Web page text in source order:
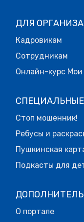
ДЛЯ
Кадровикам
Сотрудникам
Онлайн-курс
Стоп мошенник!
Ребусы и
Пушкинская
Подкасты для
О портале